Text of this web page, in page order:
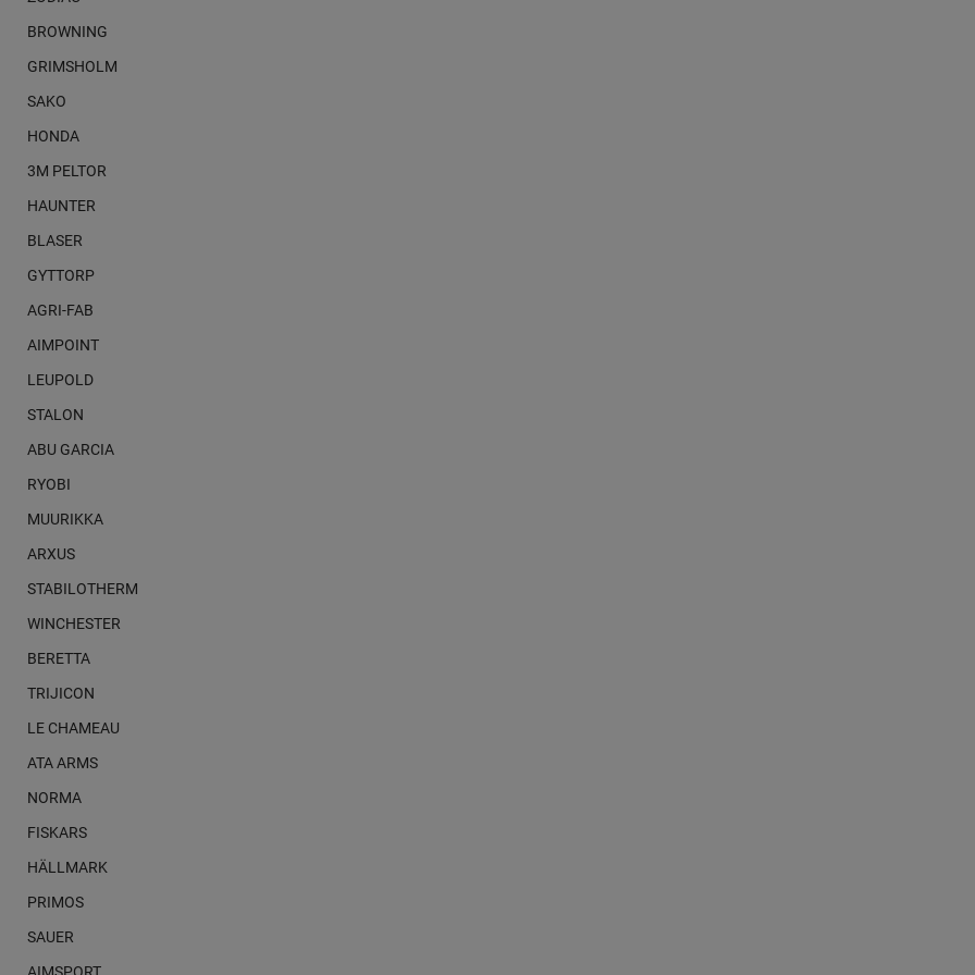
BROWNING
GRIMSHOLM
SAKO
HONDA
3M PELTOR
HAUNTER
BLASER
GYTTORP
AGRI-FAB
AIMPOINT
LEUPOLD
STALON
ABU GARCIA
RYOBI
MUURIKKA
ARXUS
STABILOTHERM
WINCHESTER
BERETTA
TRIJICON
LE CHAMEAU
ATA ARMS
NORMA
FISKARS
HÄLLMARK
PRIMOS
SAUER